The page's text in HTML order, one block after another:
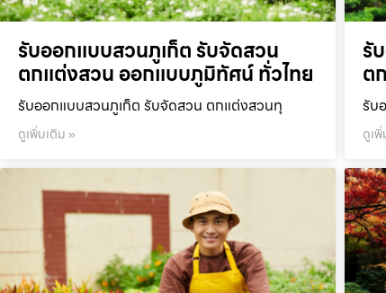
รับออกแบบสวนภูเก็ต รับจัดสวน
ตกแต่งสวน ออกแบบภูมิทัศน์ ทั่วไทย
รับออกแบบสวนภูเก็ต รับจัดสวน ตกแต่งสวนทุ
ดูเพิ่มเติม »
รั
ต
รับ
ดูเ